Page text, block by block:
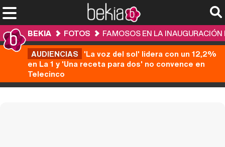
BEKIA FOTOS
FAMOSOS EN LA
AUDIENCIAS 'La voz del sol' lidera con un 12,2%
en La 1 y 'Una receta para dos' no convence en
Telecinco